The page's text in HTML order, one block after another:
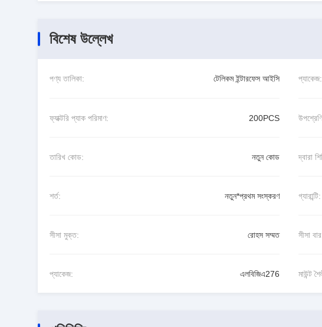
বিশেষ উল্লেখ
পণ্য তালিকা: টেলিকম ইন্টারফেস আইসি প্যাকেজ:
ফ্যাক্টরি প্যাক পরিমাণ: 200PCS
তারিখ কোড: নতুন কোড দ্বারা
শর্ত: নতুন*প্রথম সংস্করণ গ্যারান্টি:
সীসা মুক্ত: রোহস সম্মত সীসা
প্যাকেজ: এলবিজিএ276 মাউন্ট